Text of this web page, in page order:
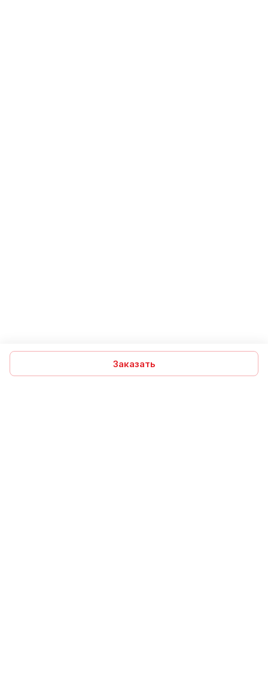
Заказать